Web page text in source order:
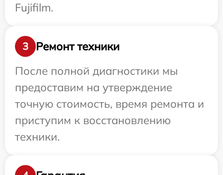
Fujifilm.
3
Ремонт техники
После полной диагностики мы
предоставим на утверждение
точную стоимость, время ремонта и
приступим к восстановлению
техники.